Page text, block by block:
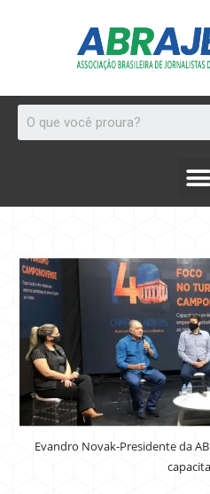
Evandro Novak-Presidente da